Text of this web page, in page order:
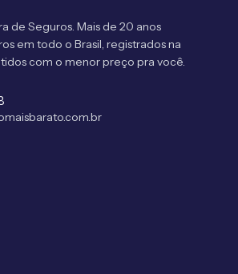
de Seguros. Mais de 20 anos
em todo o Brasil, registrados na
com o menor preço pra você.